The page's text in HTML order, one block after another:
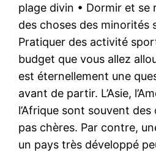
plage divin • Dormir et se
des choses des minorités
Pratiquer des activité
budget que vous allez
est éternellement une
avant de partir. L’Asie,
l’Afrique sont souvent
pas chères. Par contre,
un pays très développé